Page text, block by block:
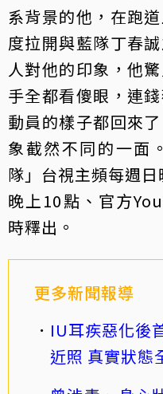
系背景的他，在跑
度拉開與藍隊丁春
人對他的印象，他
手全都看傻眼，連
動員的樣子都回來
象截然不同的一面
隊」台視主頻每週
晚上10點、官方
時釋出。
更多新聞報導
IU耳疾惡化後
近照 真實狀態